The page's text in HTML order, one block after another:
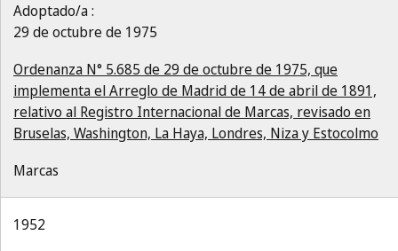
Adoptado/a :
29 de octubre de 1975
Ordenanza N° 5.685 de 29 de octubre de 1975, que
implementa el Arreglo de Madrid de 14 de abril de 1891,
relativo al Registro Internacional de Marcas, revisado en
Bruselas, Washington, La Haya, Londres, Niza y Estocolmo
Marcas
1952